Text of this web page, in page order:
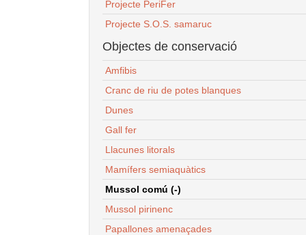
Projecte PeriFer
Projecte S.O.S. samaruc
Objectes de conservació
Amfibis
Cranc de riu de potes blanques
Dunes
Gall fer
Llacunes litorals
Mamífers semiaquàtics
Mussol comú (-)
Mussol pirinenc
Papallones amenaçades